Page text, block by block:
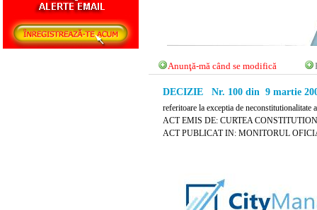
Anunţă-mă când se modifică
DECIZIE Nr. 100 din 9 martie
referitoare la exceptia de
ACT EMIS DE: CURTEA
ACT PUBLICAT IN: MONITORUL